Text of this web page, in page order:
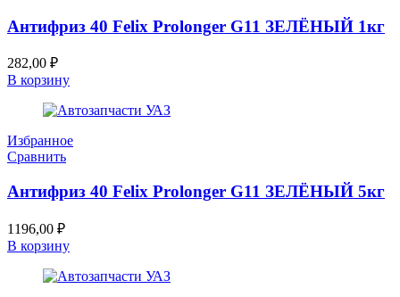
Антифриз 40 Felix Prolonger G11 ЗЕЛЁНЫЙ 1кг
282,00 ₽
В корзину
Избранное
Сравнить
Антифриз 40 Felix Prolonger G11 ЗЕЛЁНЫЙ 5кг
1196,00 ₽
В корзину